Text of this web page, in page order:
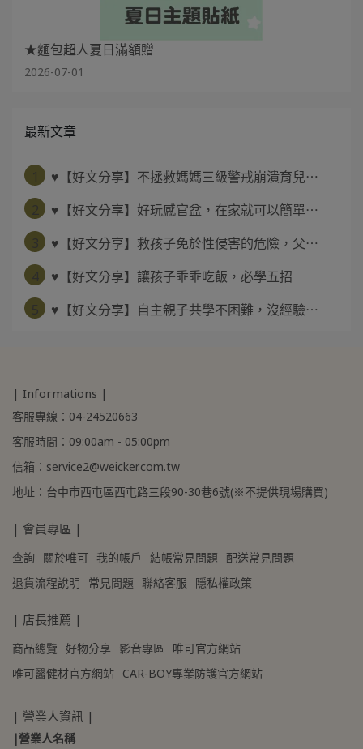
★麵包超人夏日滿額贈
2026-07-01
最新文章
♥【好文分享】不拯救媽媽三級警戒崩潰育兒⋯
♥【好文分享】好玩感官盆，在家就可以簡單⋯
♥【好文分享】救孩子免於性侵害的危險，父⋯
♥【好文分享】讓孩子乖乖吃飯，必學五招
♥【好文分享】自主親子共學不困難，沒經驗⋯
| Informations |
客服專線：04-24520663
客服時間：09:00am - 05:00pm
信箱：service2@weicker.com.tw
地址：台中市西屯區西屯路三段90-30巷6號(※不提供現場購買)
| 會員專區 |
查詢 關於唯可 我的帳戶 結帳常見問題 配送常見問題
退貨流程說明 常見問題 聯絡客服 隱私權政策
| 店長推薦 |
商品總覽 好物分享 影音專區 唯可官方網站
唯可醫健材官方網站 CAR-BOY專業防護官方網站
| 營業人資訊 |
|營業人名稱